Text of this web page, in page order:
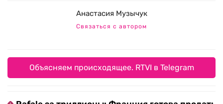
Анастасия Музычук
Связаться с автором
Объясняем происходящее. RTVI в Telegram